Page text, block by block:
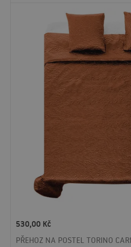
530,00 Kč
PŘEHOZ NA POSTEL TORINO